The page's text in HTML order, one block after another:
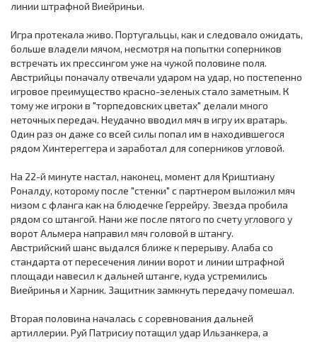
линии штрафной Виейриньи.
Игра протекала живо. Португальцы, как и следовало ожидать,
больше владели мячом, несмотря на попытки соперников
встречать их прессингом уже на чужой половине поля.
Австрийцы поначалу отвечали ударом на удар, но постепенно
игровое преимущество красно-зеленых стало заметным. К
тому же игроки в "торпедовских цветах" делали много
неточных передач. Неудачно вводил мяч в игру их вратарь.
Один раз он даже со всей силы попал им в находившегося
рядом Хинтереггера и заработал для соперников угловой.
На 22-й минуте настал, наконец, момент для Криштиану
Роналду, которому после "стенки" с партнером выложил мяч
низом с фланга как на блюдечке Геррейру. Звезда пробила
рядом со штангой. Нани же после пятого по счету углового у
ворот Альмера направил мяч головой в штангу.
Австрийский шанс выдался ближе к перерыву. Алаба со
стандарта от пересечения линии ворот и линии штрафной
площади навесил к дальней штанге, куда устремились
Виейринья и Харник. Защитник замкнуть передачу помешал.
Вторая половина началась с соревнования дальней
артиллерии. Руй Патрисиу потащил удар Ильзанкера, а